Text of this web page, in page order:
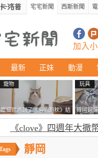
宅宅新聞 西斯新聞
加入
最新 正妹 動漫
寵物
當貓咪遇到了《海豹抱枕》結
果玩了10天後，海豹一整個走
鐘笑翻網友
玩具
韓國鋼
塞不進
益提供
《clove》四週年大撒
靜岡